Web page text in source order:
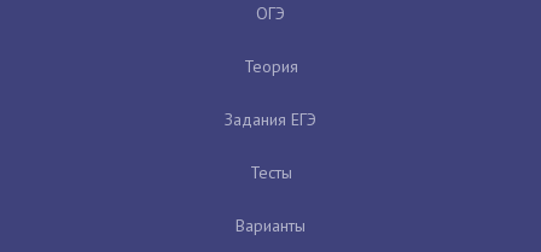
ОГЭ
Теория
Задания ЕГЭ
Тесты
Варианты